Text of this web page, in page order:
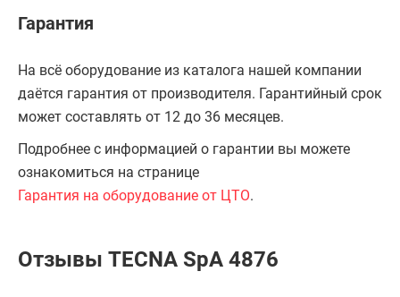
Гарантия
На всё оборудование из каталога нашей компании
даётся гарантия от производителя. Гарантийный срок
может составлять от 12 до 36 месяцев.
Подробнее с информацией о гарантии вы можете
ознакомиться на странице
Гарантия на оборудование от ЦТО.
Отзывы TECNA SpA 4876